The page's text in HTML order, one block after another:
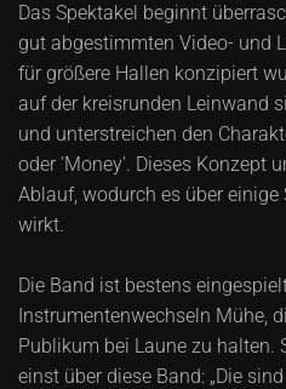
Das Spektakel beginnt
gut abgestimmten Video- und
für größere Hallen konzipiert
auf der kreisrunden Leinwand
und unterstreichen den
oder 'Money'. Dieses Konzept
Ablauf, wodurch es über
wirkt.
Die Band ist bestens
Instrumentenwechseln Mühe,
Publikum bei Laune zu halten.
einst über diese Band: „Die